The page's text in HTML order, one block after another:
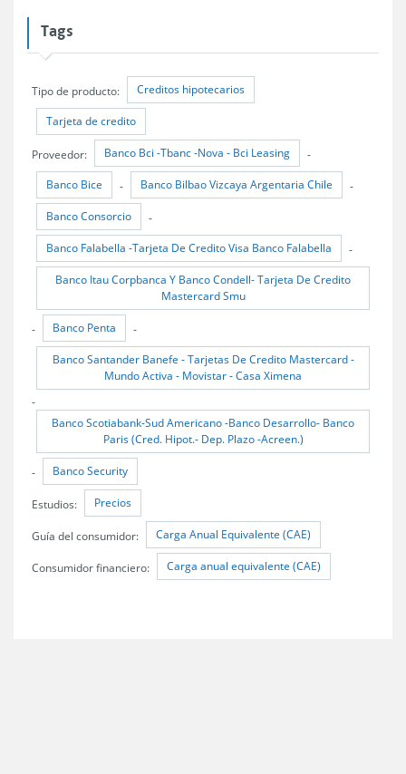
Tags
Tipo de producto: Creditos hipotecarios
Tarjeta de credito
Proveedor: Banco Bci -Tbanc -Nova - Bci Leasing -
Banco Bice - Banco Bilbao Vizcaya Argentaria Chile -
Banco Consorcio -
Banco Falabella -Tarjeta De Credito Visa Banco Falabella -
Banco Itau Corpbanca Y Banco Condell- Tarjeta De Credito
Mastercard Smu
- Banco Penta -
Banco Santander Banefe - Tarjetas De Credito Mastercard -
Mundo Activa - Movistar - Casa Ximena
-
Banco Scotiabank-Sud Americano -Banco Desarrollo- Banco
Paris (Cred. Hipot.- Dep. Plazo -Acreen.)
- Banco Security
Estudios: Precios
Guía del consumidor: Carga Anual Equivalente (CAE)
Consumidor financiero: Carga anual equivalente (CAE)